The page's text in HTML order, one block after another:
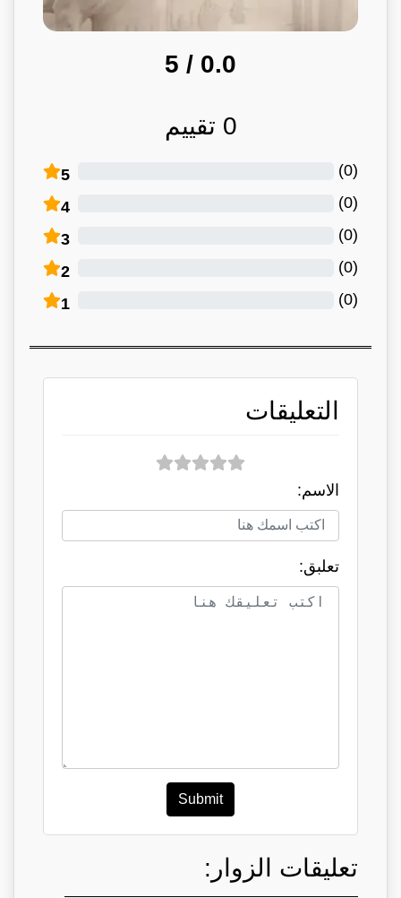
0.0
/ 5
0 تقييم
5 (
0
)
4 (
0
)
3 (
0
)
2 (
0
)
1 (
0
)
التعليقات
الاسم:
تعلبق:
Submit
تعليقات الزوار: